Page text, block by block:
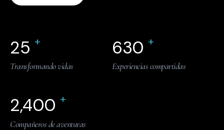
25 +
Transformando vidas
630 +
Experiencias compartidas
2,400 +
Compañeros de aventuras